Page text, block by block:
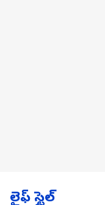
లైఫ్ స్టైల్